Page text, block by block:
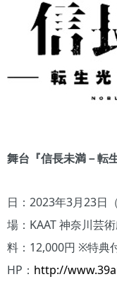
舞台『信長未満－転
日：2023年3月23日
場：KAAT 神奈川芸術
料：12,000円 ※特典
HP： http://